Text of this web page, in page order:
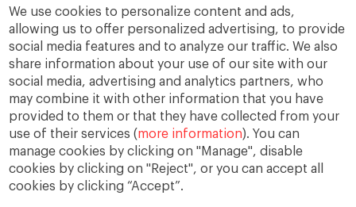
We use cookies to personalize content and ads,
allowing us to offer personalized advertising, to provide
social media features and to analyze our traffic. We also
share information about your use of our site with our
social media, advertising and analytics partners, who
may combine it with other information that you have
provided to them or that they have collected from your
use of their services (more information). You can
manage cookies by clicking on "Manage", disable
cookies by clicking on "Reject", or you can accept all
cookies by clicking “Accept”.
Success stories Women in business
Aviso legal